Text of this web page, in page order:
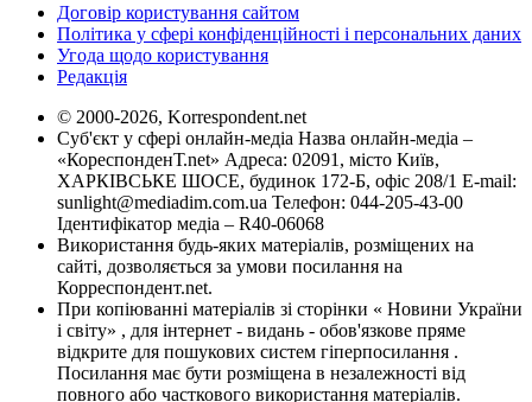
Договір користування сайтом
Політика у сфері конфіденційності і персональних даних
Угода щодо користування
Редакція
© 2000-2026, Korrespondent.net
Суб'єкт у сфері онлайн-медіа Назва онлайн-медіа –
«КореспонденТ.net» Адреса: 02091, місто Київ,
ХАРКІВСЬКЕ ШОСЕ, будинок 172-Б, офіс 208/1 E-mail:
sunlight@mediadim.com.ua Телефон: 044-205-43-00
Ідентифікатор медіа – R40-06068
Використання будь-яких матеріалів, розміщених на
сайті, дозволяється за умови посилання на
Корреспондент.net.
При копіюванні матеріалів зі сторінки « Новини України
і світу» , для інтернет - видань - обов'язкове пряме
відкрите для пошукових систем гіперпосилання .
Посилання має бути розміщена в незалежності від
повного або часткового використання матеріалів.